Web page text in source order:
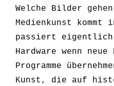
Welche Bilder
Medienkunst kommt
passiert eigentlich
Hardware wenn
Programme
Kunst, die auf